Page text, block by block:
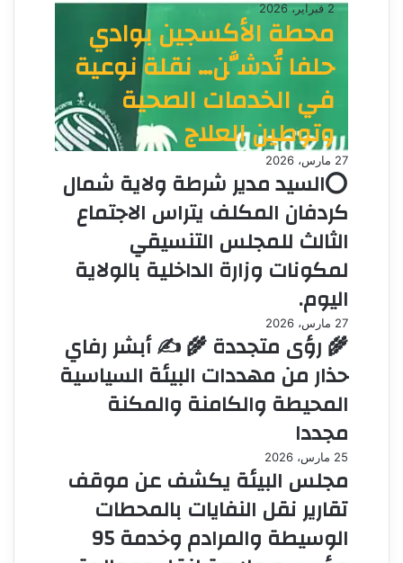
2 فبراير، 2026
محطة الأكسجين بوادي
حلفا تُدشَّن… نقلة نوعية
في الخدمات الصحية
وتوطين العلاج
27 مارس، 2026
⭕السيد مدير شرطة ولاية شمال
كردفان المكلف يتراس الاجتماع
الثالث للمجلس التنسيقي
لمكونات وزارة الداخلية بالولاية
اليوم.
27 مارس، 2026
🌾 رؤى متجددة 🌾 ✍️ أبشر رفاي
حذار من مهددات البيئة السياسية
المحيطة والكامنة والمكنة
مجددا
25 مارس، 2026
مجلس البيئة يكشف عن موقف
تقارير نقل النفايات بالمحطات
الوسيطة والمرادم وخدمة 95